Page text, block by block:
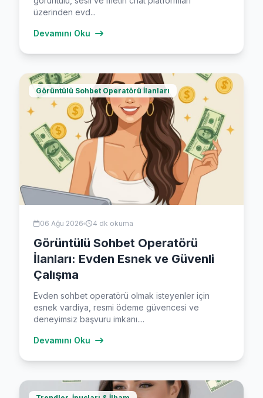
üzerinden evd...
Devamını Oku
Görüntülü Sohbet Operatörü İlanları
06 Ağu 2026 4 dk okuma
Görüntülü Sohbet Operatörü
İlanları: Evden Esnek ve Güvenli
Çalışma
Evden sohbet operatörü olmak isteyenler için
esnek vardiya, resmi ödeme güvencesi ve
deneyimsiz başvuru imkanı....
Devamını Oku